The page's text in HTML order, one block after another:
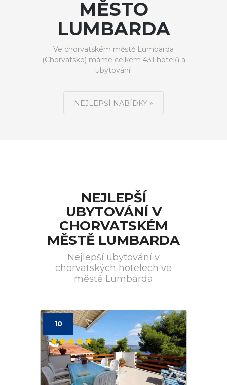
MĚSTO
LUMBARDA
Ve chorvatském městě Lumbarda
(Chorvatsko) máme celkem 431 hotelů a
ubytování.
NEJLEPŠÍ NABÍDKY »
NEJLEPŠÍ
UBYTOVÁNÍ V
CHORVATSKÉM
MĚSTĚ LUMBARDA
Nejlepší ubytování v
chorvatských hotelech ve
městě Lumbarda
10